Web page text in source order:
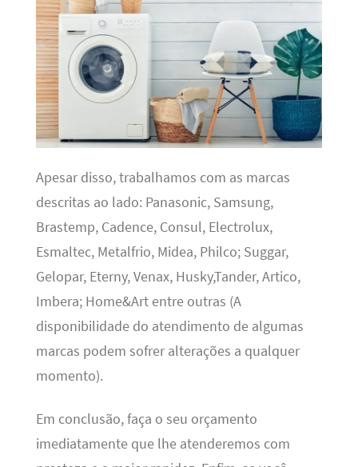
Apesar disso, trabalhamos com as marcas
descritas ao lado: Panasonic, Samsung,
Brastemp, Cadence, Consul, Electrolux,
Esmaltec, Metalfrio, Midea, Philco; Suggar,
Gelopar, Eterny, Venax, Husky,Tander, Artico,
Imbera; Home&Art entre outras (A
disponibilidade do atendimento de algumas
marcas podem sofrer alterações a qualquer
momento).
Em conclusão, faça o seu orçamento
imediatamente que lhe atenderemos com